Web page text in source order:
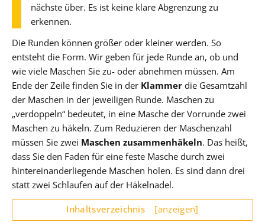
nächste über. Es ist keine klare Abgrenzung zu
erkennen.
Die Runden können größer oder kleiner werden. So
entsteht die Form. Wir geben für jede Runde an, ob und
wie viele Maschen Sie zu- oder abnehmen müssen. Am
Ende der Zeile finden Sie in der Klammer die Gesamtzahl
der Maschen in der jeweiligen Runde. Maschen zu
„verdoppeln“ bedeutet, in eine Masche der Vorrunde zwei
Maschen zu häkeln. Zum Reduzieren der Maschenzahl
müssen Sie zwei Maschen zusammenhäkeln. Das heißt,
dass Sie den Faden für eine feste Masche durch zwei
hintereinanderliegende Maschen holen. Es sind dann drei
statt zwei Schlaufen auf der Häkelnadel.
Inhaltsverzeichnis [anzeigen]